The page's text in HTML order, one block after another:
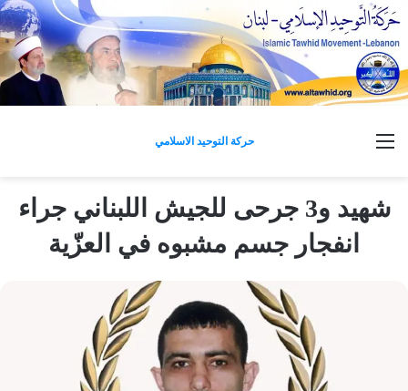
حركة التوحيد الاسلامي
شهيد و3 جرحى للجيش اللبناني جراء
انفجار جسم مشبوه في العزّية